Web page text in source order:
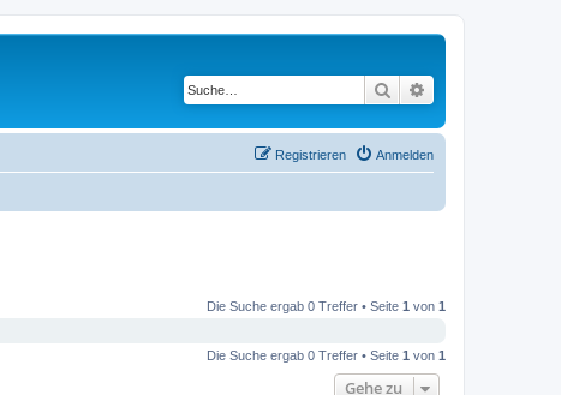
Suche
Anmelden
Registrieren
Die Suche ergab 0 Treffer • Seite 1 von 1
Die Suche ergab 0 Treffer • Seite 1 von 1
Gehe zu